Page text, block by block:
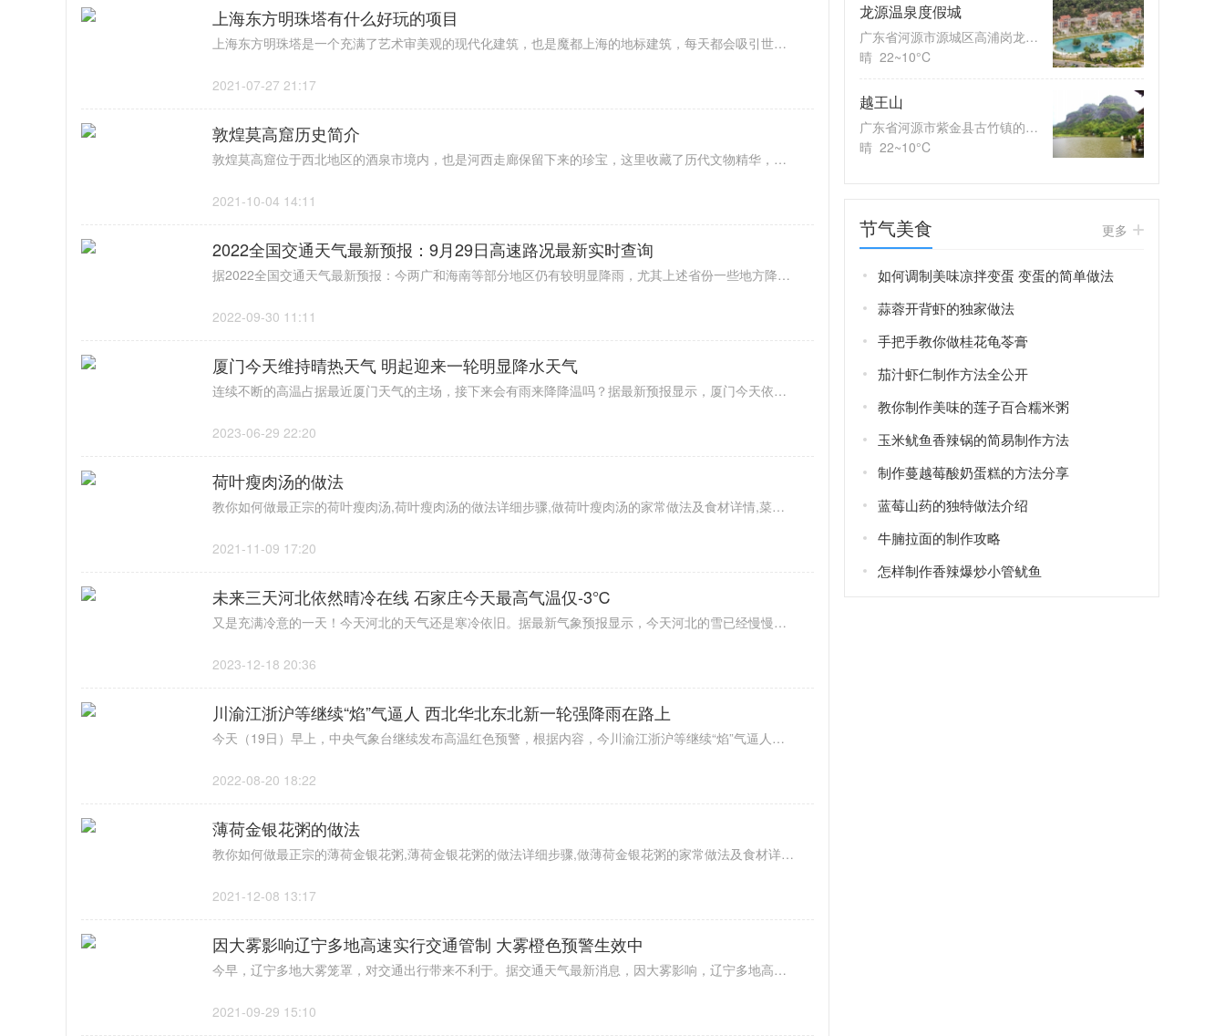
上海东方明珠塔有什么好玩的项目
上海东方明珠塔是一个充满了艺术审美观的现代化建筑，也是魔都上海的地标建筑，每天都会吸引世界各地的观光游客前往电视台内部游玩，这里不同的楼层配备了丰富多彩的娱乐休闲美食等场馆。
2021-07-27 21:17
敦煌莫高窟历史简介
敦煌莫高窟位于西北地区的酒泉市境内，也是河西走廊保留下来的珍宝，这里收藏了历代文物精华，成为闻名中外的宝库，文化研究价值极高，成为非常热门的旅游名胜古迹。
2021-10-04 14:11
2022全国交通天气最新预报：9月29日高速路况最新实时查询
据2022全国交通天气最新预报：今两广和海南等部分地区仍有较明显降雨，尤其上述省份一些地方降雨量可达大暴雨级别，出行注意安全。雷暴方面，浙江、广东、广西等局地有雷暴出没，注意防范。能见度情况，河北、辽宁、山东以及江苏等部分地区有雾，行车小心。具体情况一起来看看下面的9月29日高速路况最新实时查询。
2022-09-30 11:11
厦门今天维持晴热天气 明起迎来一轮明显降水天气
连续不断的高温占据最近厦门天气的主场，接下来会有雨来降降温吗？据最新预报显示，厦门今天依旧炎热。不过，雨有消息了。预计明天起厦门开始下雨，一直到周六，未来几天雨水都会光顾。受降水影响，气温终于是要降下来一点了，预计最高气温将回落至30℃。
2023-06-29 22:20
荷叶瘦肉汤的做法
教你如何做最正宗的荷叶瘦肉汤,荷叶瘦肉汤的做法详细步骤,做荷叶瘦肉汤的家常做法及食材详情,菜谱大全,
2021-11-09 17:20
未来三天河北依然晴冷在线 石家庄今天最高气温仅-3℃
又是充满冷意的一天！今天河北的天气还是寒冷依旧。据最新气象预报显示，今天河北的雪已经慢慢趋于结束了，只有部分地区会有小雪出现。虽然这波寒潮结束了，但是未来几天的气温还在降温中，像是石家庄，今天最高气温仅仅零下3度，大家的厚衣服可要裹紧了。
2023-12-18 20:36
川渝江浙沪等继续“焰”气逼人 西北华北东北新一轮强降雨在路上
今天（19日）早上，中央气象台继续发布高温红色预警，根据内容，今川渝江浙沪等继续“焰”气逼人，局部最高气温仍可达40℃以上，而且预计未来三天将会持续。降水方面，今北方降水范围和强度缩小减弱，不过，西北华北东北新一轮强降雨已经在路上了，预计21日来袭。
2022-08-20 18:22
薄荷金银花粥的做法
教你如何做最正宗的薄荷金银花粥,薄荷金银花粥的做法详细步骤,做薄荷金银花粥的家常做法及食材详情,菜谱大全,
2021-12-08 13:17
因大雾影响辽宁多地高速实行交通管制 大雾橙色预警生效中
今早，辽宁多地大雾笼罩，对交通出行带来不利于。据交通天气最新消息，因大雾影响，辽宁多地高速实行交通管制，大家出行前要提前了解情况，以免影响行程。此外，目前大雾橙色预警生效中，预计今天（28日）上午锦州、阜新、铁岭等能见度小于200米，大家出行注意安全。
2021-09-29 15:10
龙源温泉度假城
广东省河源市源城区高浦岗龙源大
晴 22~10°C
越王山
广东省河源市紫金县古竹镇的东江
晴 22~10°C
节气美食 更多
如何调制美味凉拌变蛋 变蛋的简单做法
蒜蓉开背虾的独家做法
手把手教你做桂花龟苓膏
茄汁虾仁制作方法全公开
教你制作美味的莲子百合糯米粥
玉米鱿鱼香辣锅的简易制作方法
制作蔓越莓酸奶蛋糕的方法分享
蓝莓山药的独特做法介绍
牛腩拉面的制作攻略
怎样制作香辣爆炒小管鱿鱼